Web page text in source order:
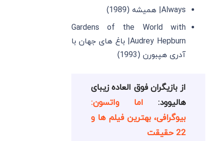
Always| همیشه (1989)
Gardens of the World with
Audrey Hepburn| باغ ‌های جهان با
آدری هپبورن (1993)
از بازیگران فوق العاده زیبای
هالیوود: اما واتسون:
بیوگرافی، بهترین فیلم ها و
22 حقیقت